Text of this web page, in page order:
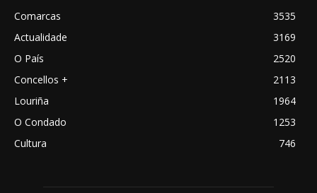
Comarcas
3535
Actualidade
3169
O País
2520
Concellos +
2113
Louriña
1964
O Condado
1253
Cultura
746